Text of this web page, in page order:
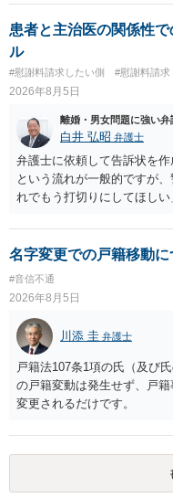
た方が良いでしょう。
患者と主治医の関係性
ル
#慰謝料請求したい側 #慰謝料請求
2026年8月5日
離婚・男女問題に強い弁
白井 弘昭 弁護士
弁護士に依頼して告訴状を
という流れが一般的ですが
れでもう打切りにしてほし
検察庁に訴えるのもありか
は、結局所轄だと思われま
ないです。 一度、最寄りの
談してみてはいかがでしょう
名字変更での戸籍移動に
#音信不通
2026年8月5日
川添 圭 弁護士
戸籍法107条1項の氏（及び
の戸籍変動は発生せず、戸
変更されるだけです。